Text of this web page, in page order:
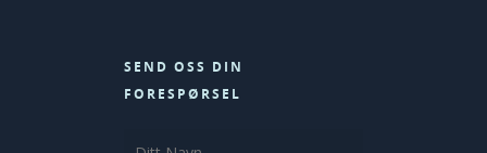
SEND OSS DIN
FORESPØRSEL